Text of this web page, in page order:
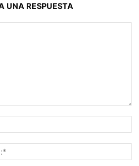
UNA RESPUESTA